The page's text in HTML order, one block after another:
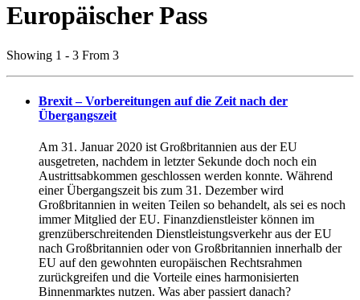
Europäischer Pass
Showing 1 - 3 From 3
Brexit – Vorbereitungen auf die Zeit nach der
Übergangszeit
Am 31. Januar 2020 ist Großbritannien aus der EU
ausgetreten, nachdem in letzter Sekunde doch noch ein
Austrittsabkommen geschlossen werden konnte. Während
einer Übergangszeit bis zum 31. Dezember wird
Großbritannien in weiten Teilen so behandelt, als sei es noch
immer Mitglied der EU. Finanzdienstleister können im
grenzüberschreitenden Dienstleistungsverkehr aus der EU
nach Großbritannien oder von Großbritannien innerhalb der
EU auf den gewohnten europäischen Rechtsrahmen
zurückgreifen und die Vorteile eines harmonisierten
Binnenmarktes nutzen. Was aber passiert danach?